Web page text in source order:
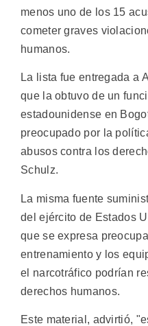
menos uno de los 15
cometer graves
humanos.
La lista fue entregada a
que la obtuvo de un
estadounidense en
preocupado por la
abusos contra los
Schulz.
La misma fuente
del ejército de Estados
que se expresa
entrenamiento y los
el narcotráfico podrían
derechos humanos.
Este material, advirtió,